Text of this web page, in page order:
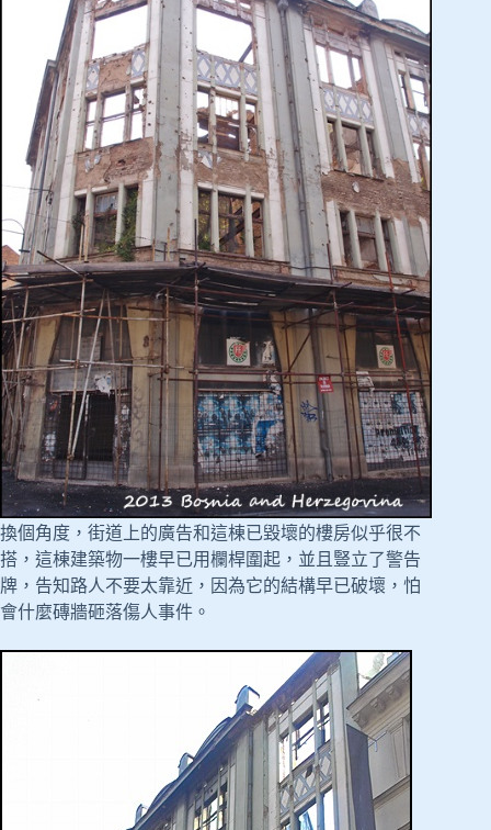
換個角度，街道上的廣告和這棟已毀壞的樓房似乎很不
搭，這棟建築物一樓早已用欄桿圍起，並且豎立了警告
牌，告知路人不要太靠近，因為它的結構早已破壞，怕
會什麼磚牆砸落傷人事件。